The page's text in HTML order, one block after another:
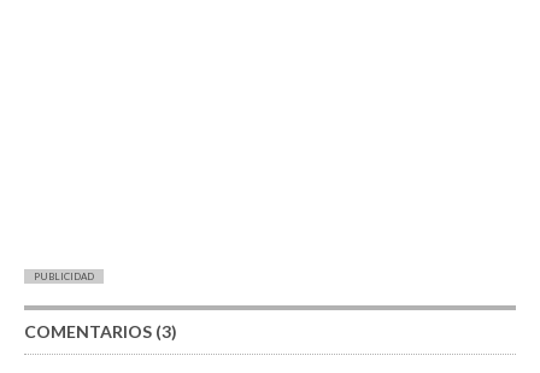
PUBLICIDAD
COMENTARIOS (3)